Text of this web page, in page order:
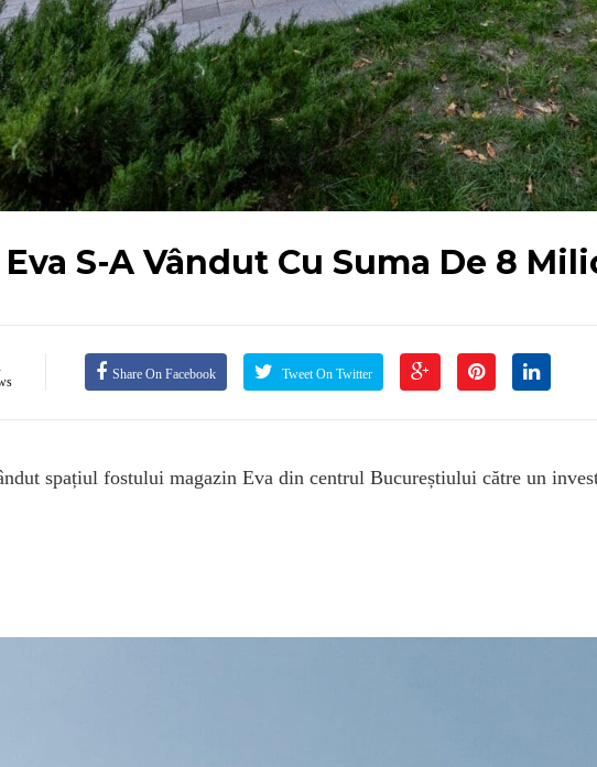
S-A Vândut Cu Suma De 8
Share On Facebook Tweet On Twitter
spațiul fostului magazin Eva din centrul Bucureștiului către un